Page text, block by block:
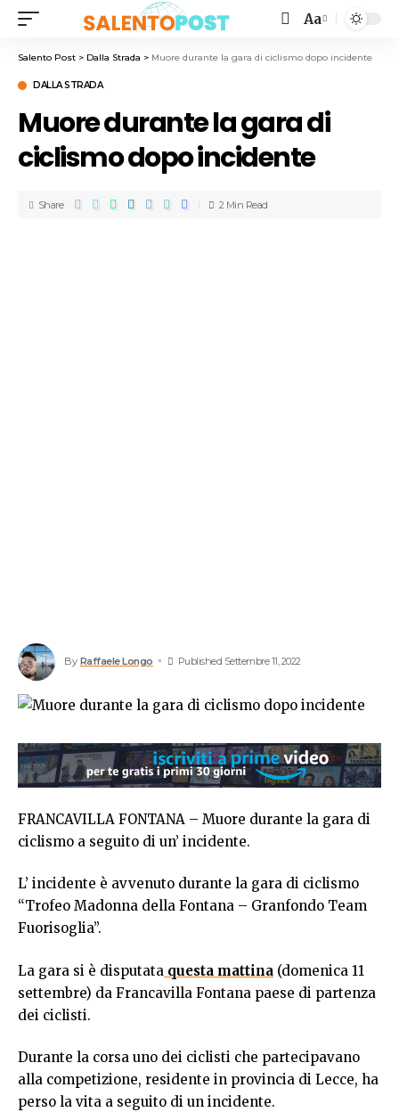
Aa
Salento Post > Dalla Strada > Muore durante la gara di ciclismo dopo incidente
DALLA STRADA
Muore durante la gara di
ciclismo dopo incidente
By Raffaele Longo Published Settembre 11, 2022
Share 2 Min Read
FRANCAVILLA FONTANA – Muore durante la gara di
ciclismo a seguito di un’ incidente.
L’ incidente è avvenuto durante la gara di ciclismo
“Trofeo Madonna della Fontana – Granfondo Team
Fuorisoglia”.
La gara si è disputata questa mattina (domenica 11
settembre) da Francavilla Fontana paese di partenza
dei ciclisti.
Durante la corsa uno dei ciclisti che partecipavano
alla competizione, residente in provincia di Lecce, ha
perso la vita a seguito di un incidente.